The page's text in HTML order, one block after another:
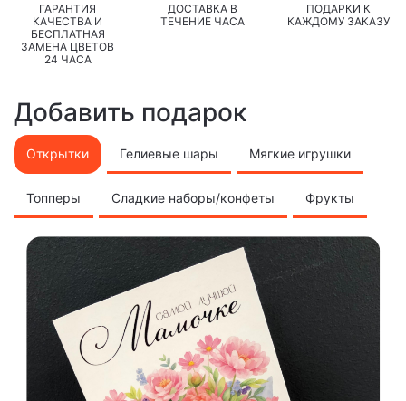
ГАРАНТИЯ
КАЧЕСТВА И
БЕСПЛАТНАЯ
ЗАМЕНА ЦВЕТОВ
24 ЧАСА
ДОСТАВКА В
ТЕЧЕНИЕ ЧАСА
ПОДАРКИ К
КАЖДОМУ ЗАКАЗУ
Добавить подарок
Открытки Гелиевые шары Мягкие игрушки
Топперы Сладкие наборы/конфеты Фрукты